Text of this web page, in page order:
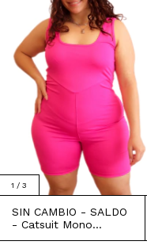
1 / 3
SIN CAMBIO - SALDO
- Catsuit Mono
Antonia